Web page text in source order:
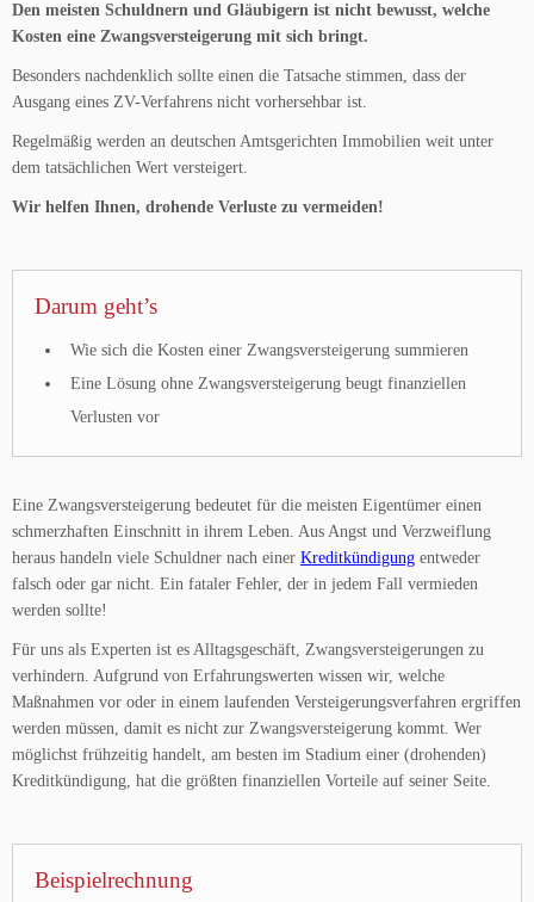
Den meisten Schuldnern und Gläubigern ist nicht bewusst, welche
Kosten eine Zwangsversteigerung mit sich bringt.
Besonders nachdenklich sollte einen die Tatsache stimmen, dass der
Ausgang eines ZV-Verfahrens nicht vorhersehbar ist.
Regelmäßig werden an deutschen Amtsgerichten Immobilien weit unter
dem tatsächlichen Wert versteigert.
Wir helfen Ihnen, drohende Verluste zu vermeiden!
Darum geht’s
Wie sich die Kosten einer Zwangsversteigerung summieren
Eine Lösung ohne Zwangsversteigerung beugt finanziellen
Verlusten vor
Eine Zwangsversteigerung bedeutet für die meisten Eigentümer einen
schmerzhaften Einschnitt in ihrem Leben. Aus Angst und Verzweiflung
heraus handeln viele Schuldner nach einer Kreditkündigung entweder
falsch oder gar nicht. Ein fataler Fehler, der in jedem Fall vermieden
werden sollte!
Für uns als Experten ist es Alltagsgeschäft, Zwangsversteigerungen zu
verhindern. Aufgrund von Erfahrungswerten wissen wir, welche
Maßnahmen vor oder in einem laufenden Versteigerungsverfahren ergriffen
werden müssen, damit es nicht zur Zwangsversteigerung kommt. Wer
möglichst frühzeitig handelt, am besten im Stadium einer (drohenden)
Kreditkündigung, hat die größten finanziellen Vorteile auf seiner Seite.
Beispielrechnung